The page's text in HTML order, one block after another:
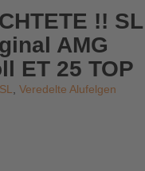
!! SL
AMG
ET 25 TOP
SL
Veredelte Alufelgen